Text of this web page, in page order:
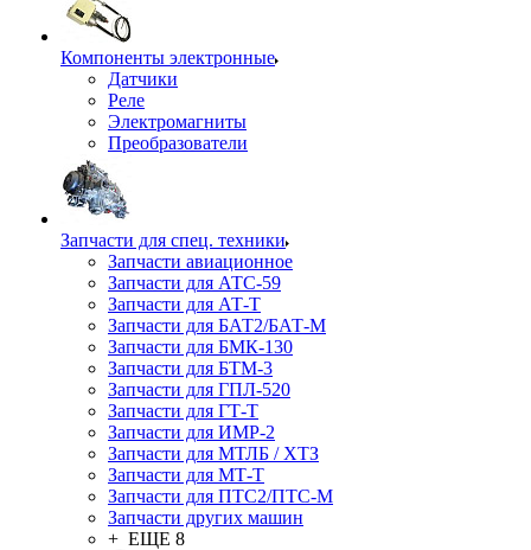
Компоненты электронные
Датчики
Реле
Электромагниты
Преобразователи
Запчасти для спец. техники
Запчасти авиационное
Запчасти для АТС-59
Запчасти для АТ-Т
Запчасти для БАТ2/БАТ-М
Запчасти для БМК-130
Запчасти для БТМ-3
Запчасти для ГПЛ-520
Запчасти для ГТ-Т
Запчасти для ИМР-2
Запчасти для МТЛБ / ХТЗ
Запчасти для МТ-Т
Запчасти для ПТС2/ПТС-М
Запчасти других машин
+ ЕЩЕ 8